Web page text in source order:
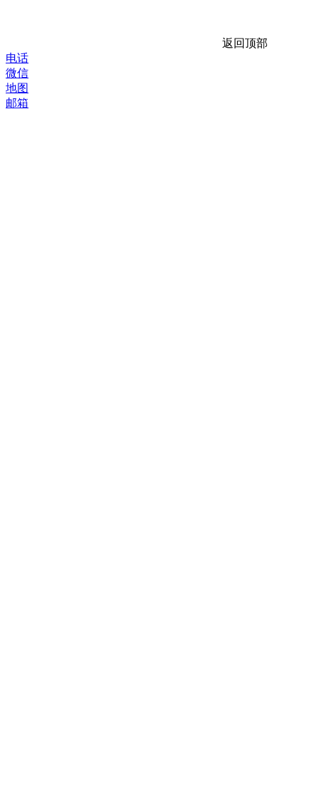
返回顶部
电话
微信
地图
邮箱